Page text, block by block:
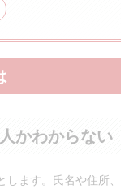
かわからない
ます。氏名や住所、